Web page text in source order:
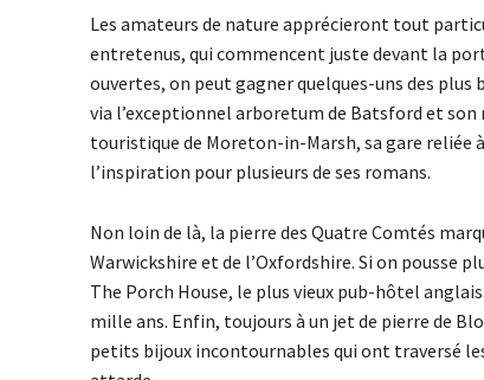
Les amateurs de nature apprécieront tout
entretenus, qui commencent juste devant la
ouvertes, on peut gagner quelques-uns des
via l’exceptionnel arboretum de Batsford et
touristique de Moreton-in-Marsh, sa gare reliée
l’inspiration pour plusieurs de ses romans.
Non loin de là, la pierre des Quatre Comtés
Warwickshire et de l’Oxfordshire. Si on pousse
The Porch House, le plus vieux pub-hôtel
mille ans. Enfin, toujours à un jet de pierre de
petits bijoux incontournables qui ont traversé